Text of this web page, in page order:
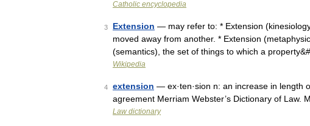
Catholic encyclopedia
3 Extension — may refer to: * Extension
moved away from another. * Extension
(semantics), the set of things to which a
Wikipedia
4 extension — ex·ten·sion n: an increase in length
agreement Merriam Webster’s Dictionary of Law.
Law dictionary